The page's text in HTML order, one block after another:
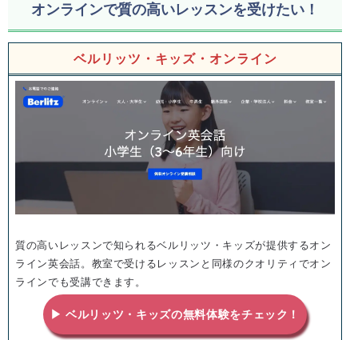
オンラインで質の高いレッスンを受けたい！
ベルリッツ・キッズ・オンライン
質の高いレッスンで知られるベルリッツ・キッズが提供するオン
ライン英会話。教室で受けるレッスンと同様のクオリティでオン
ラインでも受講できます。
▶ ベルリッツ・キッズの無料体験をチェック！